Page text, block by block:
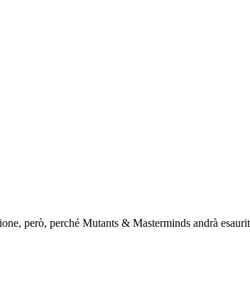
però, perché Mutants & Masterminds andrà